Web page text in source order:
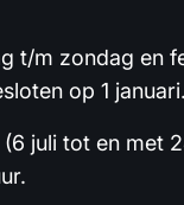
t/m zondag en
op 1 januari.
juli tot en met